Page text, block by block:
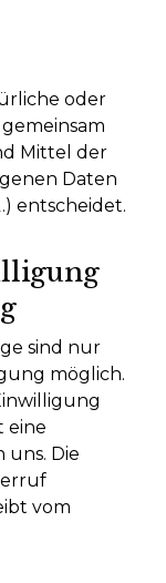
oder
Mittel der
Daten
entscheidet.
sind nur
möglich.
eine
uns. Die
vom